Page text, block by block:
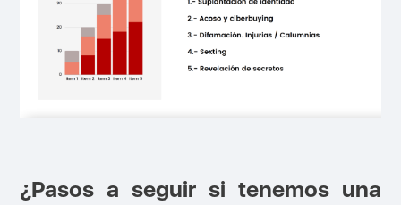
¿Pasos a seguir si tenemos una